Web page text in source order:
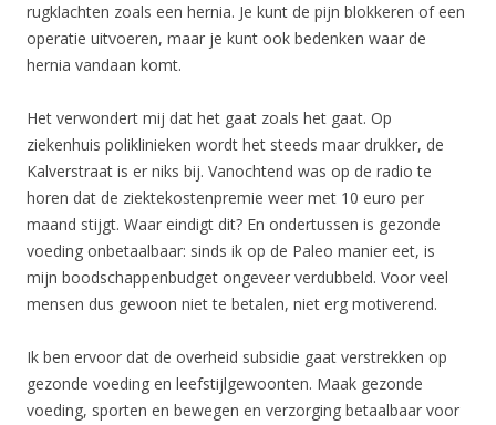
rugklachten zoals een hernia. Je kunt de pijn blokkeren of een
operatie uitvoeren, maar je kunt ook bedenken waar de
hernia vandaan komt.
Het verwondert mij dat het gaat zoals het gaat. Op
ziekenhuis poliklinieken wordt het steeds maar drukker, de
Kalverstraat is er niks bij. Vanochtend was op de radio te
horen dat de ziektekostenpremie weer met 10 euro per
maand stijgt. Waar eindigt dit? En ondertussen is gezonde
voeding onbetaalbaar: sinds ik op de Paleo manier eet, is
mijn boodschappenbudget ongeveer verdubbeld. Voor veel
mensen dus gewoon niet te betalen, niet erg motiverend.
Ik ben ervoor dat de overheid subsidie gaat verstrekken op
gezonde voeding en leefstijlgewoonten. Maak gezonde
voeding, sporten en bewegen en verzorging betaalbaar voor